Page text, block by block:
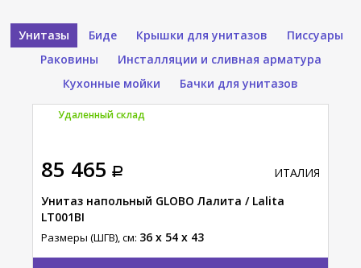
Унитазы Биде Крышки для унитазов
Писсуары
Раковины
Инсталляции и сливная арматура
Кухонные мойки
Бачки для унитазов
85 465
ИТАЛИЯ
Унитаз напольный GLOBO Лалита / Lalita
LT001BI
Размеры (ШГВ), см: 36 x 54 x 43
Удаленный склад